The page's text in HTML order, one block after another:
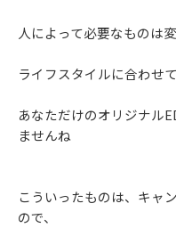
人によって必要なものは
ライフスタイルに合わせて
あなただけのオリジナル
ませんね
こういったものは、キャ
ので、